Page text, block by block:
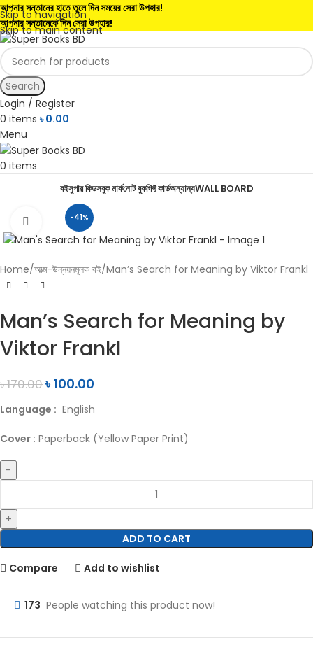
Skip to navigation
Skip to main content
আপনার সন্তানের হাতে তুলে দিন সময়ের সেরা উপহার!
আপনার সন্তানেকে দিন সেরা উপহার!
Search
Login / Register
0 items ৳0.00
Menu
0 items
বইসুপার কিডসবুক মার্কনোট বুকগিফ্ট কার্ডঅন্যান্যWALL BOARD
-41%
Click to enlarge
Home আত্ম-উন্নয়নমূলক বই Man’s Search for Meaning by Viktor Frankl
Man’s Search for Meaning by
Viktor Frankl
৳170.00৳100.00
Language : English
Cover : Paperback (Yellow Paper Print)
ADD TO CART
Compare Add to wishlist
173 People watching this product now!